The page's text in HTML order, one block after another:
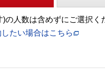
の人数は含めずにご選択く
たい場合はこちら